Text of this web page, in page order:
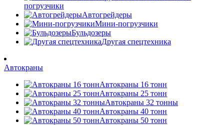
погрузчики
Автогрейдеры
Мини-погрузчики
Бульдозеры
Другая спецтехника
Автокраны
Автокраны 16 тонн
Автокраны 25 тонн
Автокраны 32 тонны
Автокраны 40 тонн
Автокраны 50 тонн